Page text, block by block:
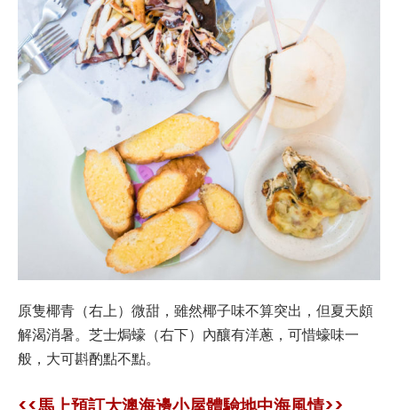
原隻椰青（右上）微甜，雖然椰子味不算突出，但夏天頗
解渴消暑。芝士焗蠔（右下）內釀有洋蔥，可惜蠔味一
般，大可斟酌點不點。